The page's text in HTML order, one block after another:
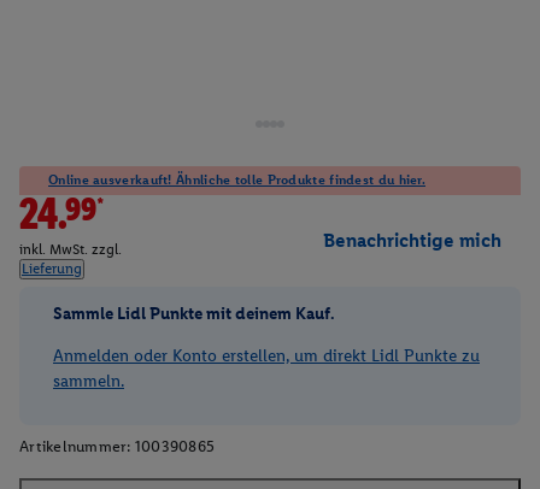
Online ausverkauft! Ähnliche tolle Produkte findest du hier.
24.99*
inkl. MwSt. zzgl.
Lieferung
Benachrichtige mich
Sammle Lidl Punkte mit deinem Kauf.
Anmelden oder Konto erstellen, um direkt Lidl Punkte zu
sammeln.
Artikelnummer: 100390865